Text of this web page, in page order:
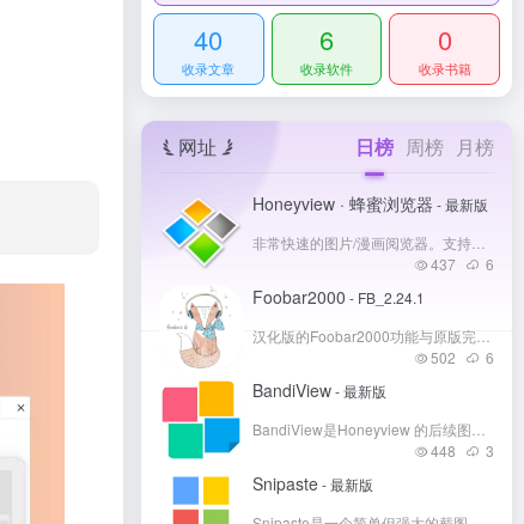
40
收录文章
6
收录软件
0
收录书籍
网址 日榜 周榜 月榜
Honeyview · 蜂蜜浏览器 - 最新版
437
6
Foobar2000 - FB_2.24.1
502
6
BandiView- 最新版
448
3
Snipaste- 最新版